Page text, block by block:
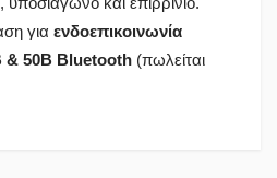
για ενδοεπικοινωνία
& 50B Bluetooth (πωλείται